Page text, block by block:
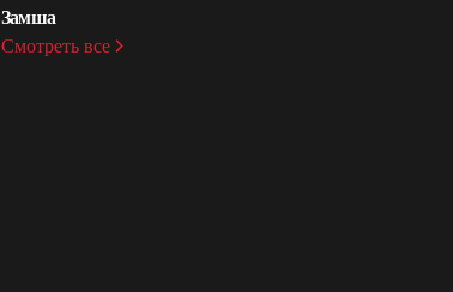
Замша
Смотреть все